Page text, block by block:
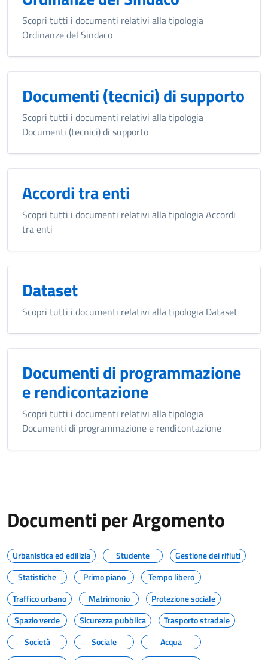
Scopri tutti i documenti relativi alla tipologia
Ordinanze del Sindaco
Documenti (tecnici) di supporto
Scopri tutti i documenti relativi alla tipologia
Documenti (tecnici) di supporto
Accordi tra enti
Scopri tutti i documenti relativi alla tipologia Accordi
tra enti
Dataset
Scopri tutti i documenti relativi alla tipologia Dataset
Documenti di programmazione
e rendicontazione
Scopri tutti i documenti relativi alla tipologia
Documenti di programmazione e rendicontazione
Documenti per Argomento
Urbanistica ed edilizia Studente
Gestione dei rifiuti
Statistiche
Primo piano
Tempo libero
Traffico urbano
Matrimonio
Protezione sociale
Spazio verde
Sicurezza pubblica
Trasporto stradale
Società
Sociale
Acqua